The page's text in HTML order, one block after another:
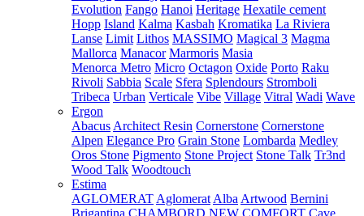
Evolution Fango Hanoi Heritage Hexatile cement
Hopp Island Kalma Kasbah Kromatika La Riviera
Lanse Limit Lithos MASSIMO Magical 3 Magma
Mallorca Manacor Marmoris Masia
Menorca Metro Micro Octagon Oxide Porto Raku
Rivoli Sabbia Scale Sfera Splendours Stromboli
Tribeca Urban Verticale Vibe Village Vitral Wadi Wave
Ergon
Abacus Architect Resin Cornerstone Cornerstone
Alpen Elegance Pro Grain Stone Lombarda Medley
Oros Stone Pigmento Stone Project Stone Talk Tr3nd
Wood Talk Woodtouch
Estima
AGLOMERAT Aglomerat Alba Artwood Bernini